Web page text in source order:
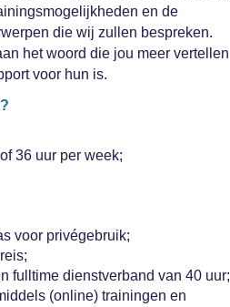
en de
die wij zullen bespreken.
het woord die jou meer vertellen
voor hun is.
36 uur per week;
voor privégebruik;
fulltime dienstverband van 40 uur;
(online) trainingen en